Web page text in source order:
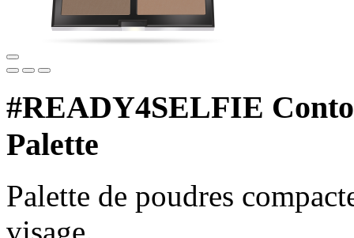
#READY4SELFIE
Palette
Palette de poudres
visage.